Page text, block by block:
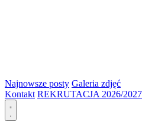
Najnowsze posty Galeria zdjęć
Kontakt REKRUTACJA 2026/2027